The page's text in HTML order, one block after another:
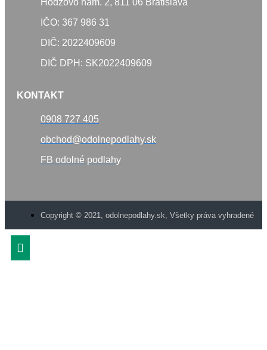
Hodžovo nám. 2, 811 06 Bratislava
IČO: 367 986 31
DIČ: 2022409609
DIČ DPH: SK2022409609
KONTAKT
0908 727 405
obchod@odolnepodlahy.sk
FB odolné podlahy
Copyright © 2021, odolnepodlahy.sk, Všetky práva vyhradené